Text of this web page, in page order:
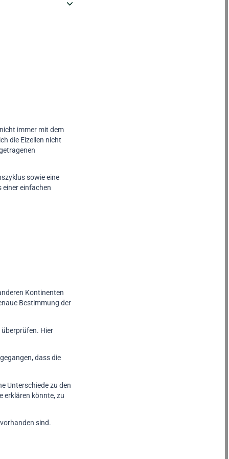
immer mit dem
die Eizellen nicht
sowie eine
einfachen
Kontinenten
Bestimmung der
Hier
dass die
Unterschiede zu den
erklären könnte, zu
sind.